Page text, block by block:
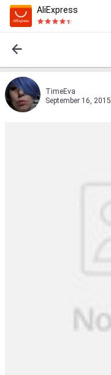
AliExpress
TimeEva
September 16, 2015